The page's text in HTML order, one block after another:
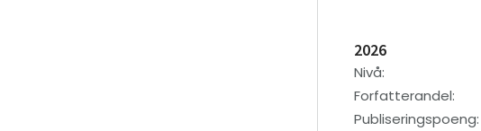
2026
Nivå:
Forfatterandel:
Publiseringspoeng: